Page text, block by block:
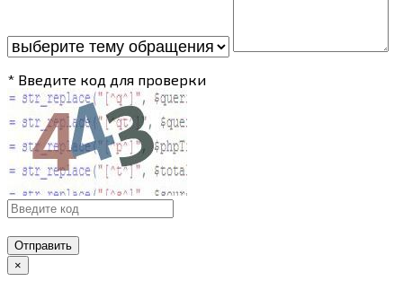
* Введите код для проверки
Отправить
×